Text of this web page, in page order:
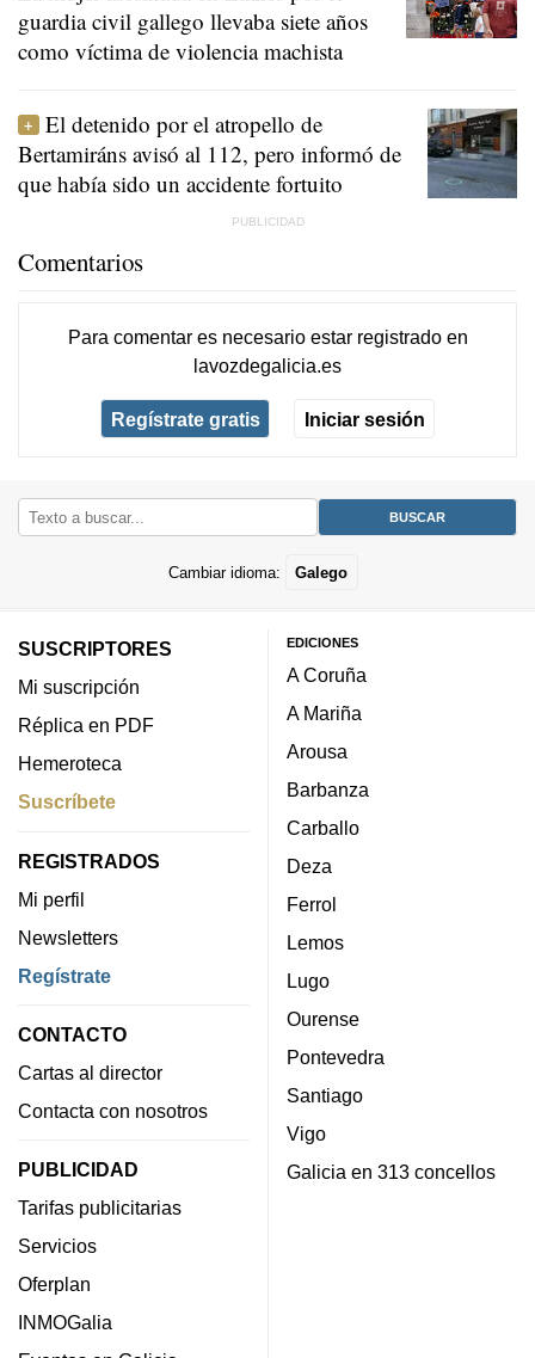
guardia civil gallego llevaba siete años
como víctima de violencia machista
El detenido por el atropello de
Bertamiráns avisó al 112, pero informó de
que había sido un accidente fortuito
Comentarios
Para comentar es necesario estar registradoen
lavozdegalicia.es
Regístrate gratis Iniciar sesión
Cambiar idioma: Galego
SUSCRIPTORES
Mi suscripción
Réplica en PDF
Hemeroteca
Suscríbete
REGISTRADOS
Mi perfil
Newsletters
Regístrate
CONTACTO
Cartas al director
Contacta con nosotros
PUBLICIDAD
Tarifas publicitarias
Servicios
Oferplan
INMOGalia
EDICIONES
A Coruña
A Mariña
Arousa
Barbanza
Carballo
Deza
Ferrol
Lemos
Lugo
Ourense
Pontevedra
Santiago
Vigo
Galicia en 313 concellos